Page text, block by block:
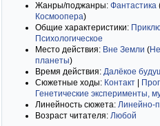
Жанры/поджанры: Фантастика
Космоопера)
Общие характеристики:
Психологическое
Место действия: Вне Земли (
планеты)
Время действия: Далёкое
Сюжетные ходы: Контакт
Генетические эксперименты,
Линейность сюжета: Линейно-
Возраст читателя: Любой